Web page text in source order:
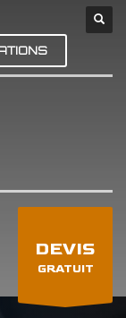
DEVIS
GRATUIT